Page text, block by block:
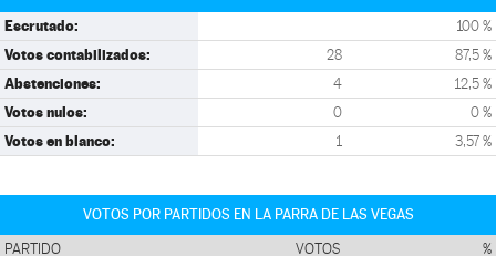
Escrutado: 100 %
Votos contabilizados: 28 87,5 %
Abstenciones: 4 12,5 %
Votos nulos: 0 0 %
Votos en blanco: 1 3,57 %
VOTOS POR PARTIDOS EN LA PARRA DE LAS VEGAS
PARTIDO VOTOS %